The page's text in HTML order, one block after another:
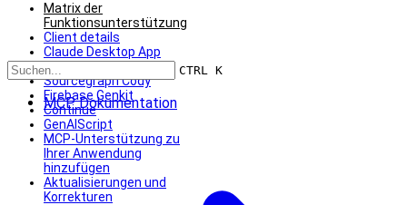
CTRL K
MCP Dokumentation
Matrix der
Funktionsunterstützung
Client details
Claude Desktop App
Zed
Sourcegraph Cody
Firebase Genkit
Continue
GenAIScript
MCP‑Unterstützung zu
Ihrer Anwendung
hinzufügen
Aktualisierungen und
Korrekturen